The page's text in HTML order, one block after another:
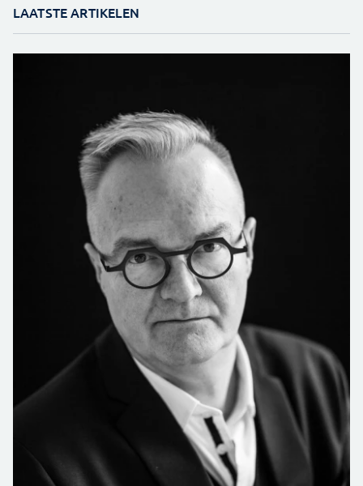
LAATSTE ARTIKELEN